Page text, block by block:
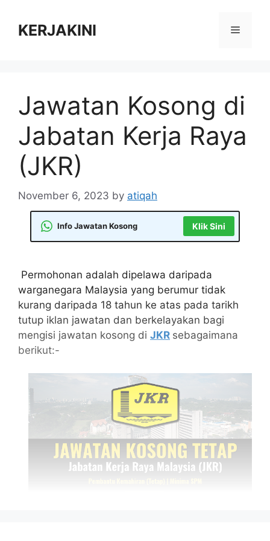
contentKERJAKINI Menu
Jawatan Kosong di
Jabatan Kerja Raya
(JKR)
November 6, 2023 by atiqah
Info Jawatan Kosong Klik Sini
Permohonan adalah dipelawa daripada
warganegara Malaysia yang berumur tidak
kurang daripada 18 tahun ke atas pada tarikh
tutup iklan jawatan dan berkelayakan bagi
mengisi jawatan kosong di JKR sebagaimana
berikut:-